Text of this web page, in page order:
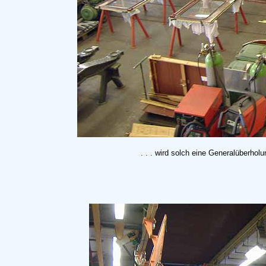
. . . wird solch eine